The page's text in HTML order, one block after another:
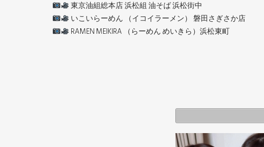
東京油組総本店 浜松組 油そば 浜松街中
いこいらーめん （イコイラーメン） 磐田さぎさか店
RAMEN MEIKIRA （らーめん めいきら）浜松東町